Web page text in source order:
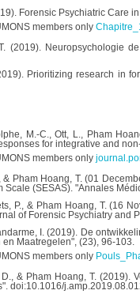
Forensic Psychiatric Care
(2019). Neuropsychologie
Prioritizing research in
M.-C., Ott, L., Pham
for integrative and
& Pham Hoang, T. (01
(SESAS). "Annales
P., & Pham Hoang, T. (16
of Forensic Psychiatry and
I. (2019). De
Maatregelen", (23), 96-103.
& Pham Hoang, T.
doi:10.1016/